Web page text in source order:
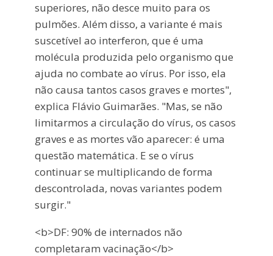
superiores, não desce muito para os
pulmões. Além disso, a variante é mais
suscetível ao interferon, que é uma
molécula produzida pelo organismo que
ajuda no combate ao vírus. Por isso, ela
não causa tantos casos graves e mortes",
explica Flávio Guimarães. "Mas, se não
limitarmos a circulação do vírus, os casos
graves e as mortes vão aparecer: é uma
questão matemática. E se o vírus
continuar se multiplicando de forma
descontrolada, novas variantes podem
surgir."
<b>DF: 90% de internados não
completaram vacinação</b>